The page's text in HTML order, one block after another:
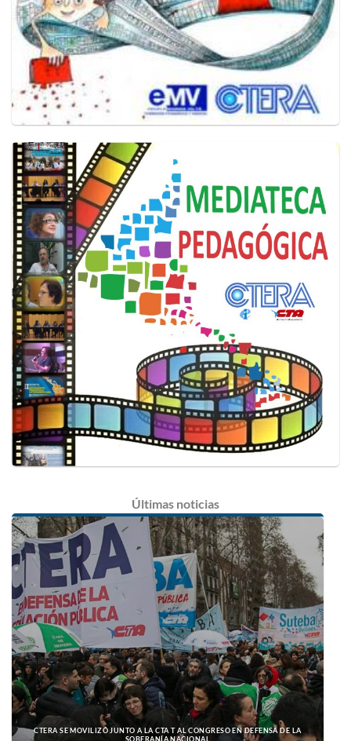
Últimas noticias
CTERA SE MOVILIZÓ JUNTO A LA CTA T AL CONGRESO EN DEFENSA DE LA